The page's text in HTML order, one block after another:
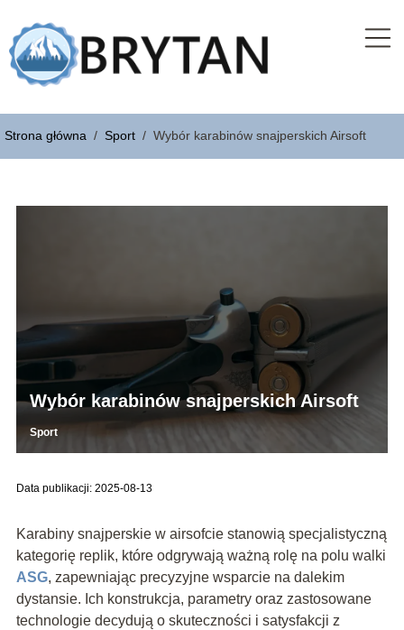
Strona główna / Sport / Wybór karabinów snajperskich Airsoft
Wybór karabinów snajperskich Airsoft
Sport
Data publikacji: 2025-08-13
Karabiny snajperskie w airsofcie stanowią specjalistyczną
kategorię replik, które odgrywają ważną rolę na polu walki
ASG, zapewniając precyzyjne wsparcie na dalekim
dystansie. Ich konstrukcja, parametry oraz zastosowane
technologie decydują o skuteczności i satysfakcji z